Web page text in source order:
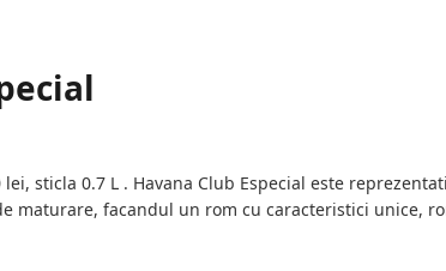
sticla 0.7 L . Havana Club Especial este
maturare, facandul un rom cu caracteristici unice,